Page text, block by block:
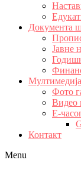
Документа
Јавне
Мултимедија
Фото
Видео
Е-
Контакт
Menu